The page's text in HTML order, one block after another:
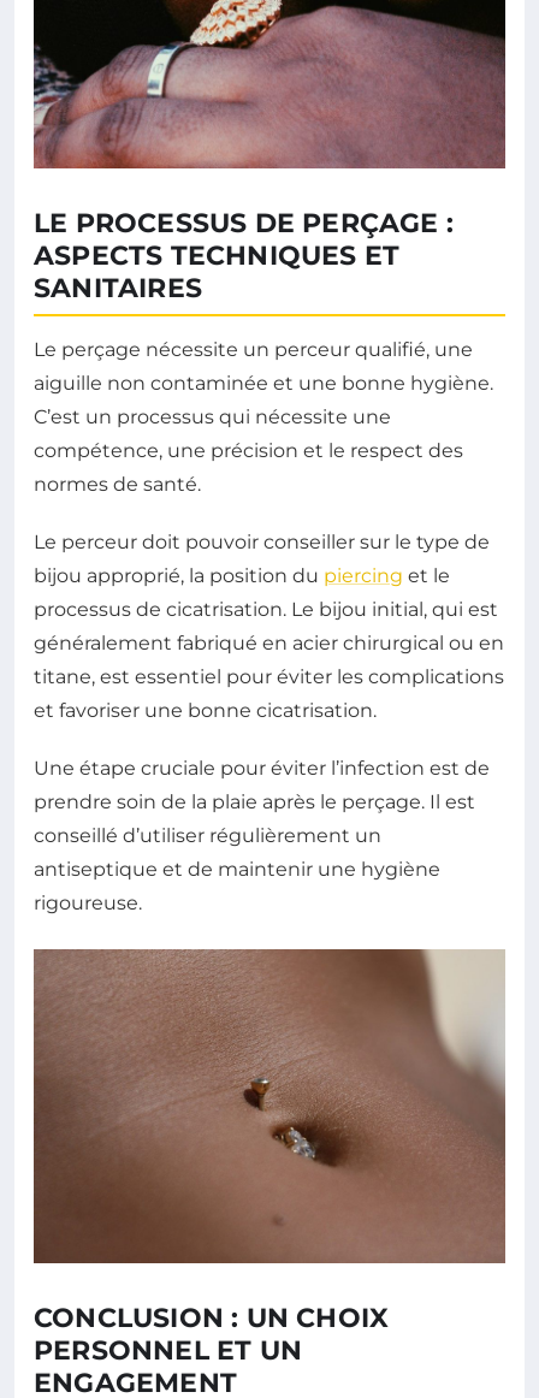
LE PROCESSUS DE PERÇAGE :
ASPECTS TECHNIQUES ET
SANITAIRES
Le perçage nécessite un perceur qualifié, une
aiguille non contaminée et une bonne hygiène.
C’est un processus qui nécessite une
compétence, une précision et le respect des
normes de santé.
Le perceur doit pouvoir conseiller sur le type de
bijou approprié, la position du piercing et le
processus de cicatrisation. Le bijou initial, qui est
généralement fabriqué en acier chirurgical ou en
titane, est essentiel pour éviter les complications
et favoriser une bonne cicatrisation.
Une étape cruciale pour éviter l’infection est de
prendre soin de la plaie après le perçage. Il est
conseillé d’utiliser régulièrement un
antiseptique et de maintenir une hygiène
rigoureuse.
CONCLUSION : UN CHOIX
PERSONNEL ET UN
ENGAGEMENT